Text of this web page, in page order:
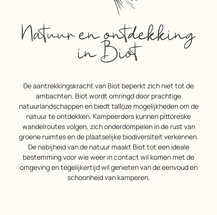
Natuur en ontdekking
in Biot
De aantrekkingskracht van Biot beperkt zich niet tot de
ambachten. Biot wordt omringd door prachtige
natuurlandschappen en biedt talloze mogelijkheden om de
natuur te ontdekken. Kampeerders kunnen pittoreske
wandelroutes volgen, zich onderdompelen in de rust van
groene ruimtes en de plaatselijke biodiversiteit verkennen.
De nabijheid van de natuur maakt Biot tot een ideale
bestemming voor wie weer in contact wil komen met de
omgeving en tegelijkertijd wil genieten van de eenvoud en
schoonheid van kamperen.